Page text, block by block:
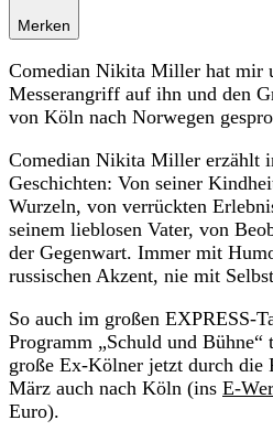
Merken
Comedian Nikita Miller hat mir
Messerangriff auf ihn und den
von Köln nach Norwegen
Comedian Nikita Miller erzählt
Geschichten: Von seiner
Wurzeln, von verrückten
seinem lieblosen Vater, von
der Gegenwart. Immer mit
russischen Akzent, nie mit
So auch im großen EXPRESS-
Programm „Schuld und
große Ex-Kölner jetzt durch die
März auch nach Köln (ins E-
Euro).